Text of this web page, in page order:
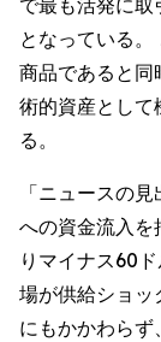
で最も活発に
となっている
商品であると同
術的資産として
る。
「ニュースの
への資金流入を
りマイナス60
場が供給ショッ
にもかかわらず